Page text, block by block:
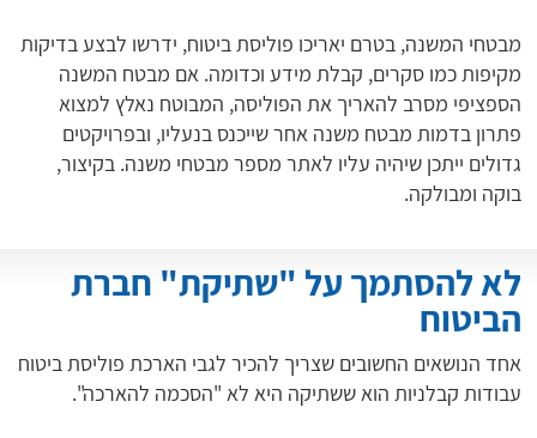
מבטחי המשנה, בטרם יאריכו פוליסת ביטוח, ידרשו לבצע בדיקות
מקיפות כמו סקרים, קבלת מידע וכדומה. אם מבטח המשנה
הספציפי מסרב להאריך את הפוליסה, המבוטח נאלץ למצוא
פתרון בדמות מבטח משנה אחר שייכנס בנעליו, ובפרויקטים
גדולים ייתכן שיהיה עליו לאתר מספר מבטחי משנה. בקיצור,
בוקה ומבולקה.
אחד הנושאים החשובים שצריך להכיר לגבי הארכת פוליסת ביטוח
עבודות קבלניות הוא ששתיקה היא לא "הסכמה להארכה".
לא להסתמך על "שתיקת" חברת
הביטוח